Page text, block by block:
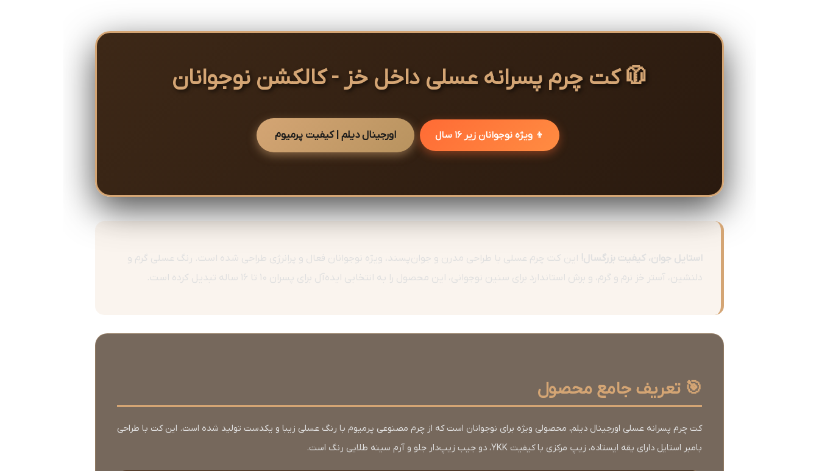
🧥 کت چرم پسرانه عسلی داخل خز - کالکشن نوجوانان
👦 ویژه نوجوانان زیر 16 سال اورجینال دیلم | کیفیت پرمیوم
استایل جوان، کیفیت بزرگسال! این کت چرم عسلی با طراحی مدرن و جوان‌پسند، ویژه نوجوانان فعال و پرانرژی طراحی شده است. رنگ عسلی گرم و
دلنشین، آستر خز نرم و گرم، و برش استاندارد برای سنین نوجوانی، این محصول را به انتخابی ایده‌آل برای پسران 10 تا 16 ساله تبدیل کرده است.
🎯 تعریف جامع محصول
کت چرم پسرانه عسلی اورجینال دیلم، محصولی ویژه برای نوجوانان است که از چرم مصنوعی پرمیوم با رنگ عسلی زیبا و یکدست تولید شده است. این کت با طراحی
بامبر استایل دارای یقه ایستاده، زیپ مرکزی با کیفیت YKK، دو جیب زیپ‌دار جلو و آرم سینه طلایی رنگ است.